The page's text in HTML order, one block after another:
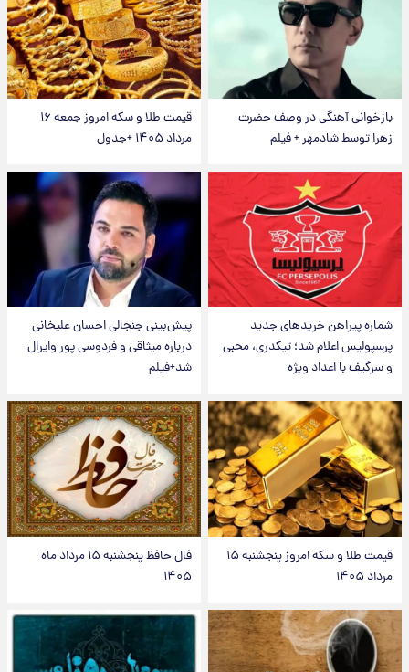
بازخوانی آهنگی در وصف حضرت
زهرا توسط شادمهر + فیلم
قیمت طلا و سکه امروز جمعه ۱۶
مرداد ۱۴۰۵ +جدول
شماره پیراهن خریدهای جدید
پرسپولیس اعلام شد؛ تیکدری، محبی
و سرگیف با اعداد ویژه
پیش‌بینی جنجالی احسان علیخانی
درباره میثاقی و فردوسی پور وایرال
شد+فیلم
قیمت طلا و سکه امروز پنجشنبه ۱۵
مرداد ۱۴۰۵
فال حافظ پنجشنبه ۱۵ مرداد ماه
۱۴۰۵